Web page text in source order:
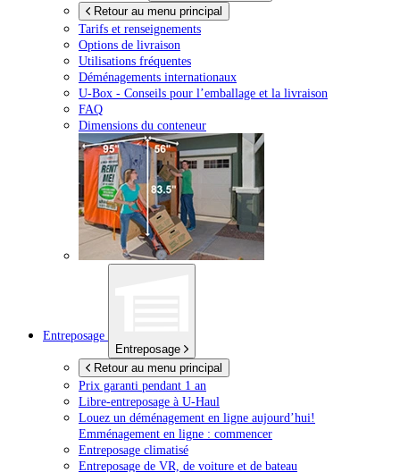
Retour au menu principal
Tarifs et renseignements
Options de livraison
Utilisations fréquentes
Déménagements internationaux
U-Box - Conseils pour l’emballage et la livraison
FAQ
Dimensions du conteneur
Entreposage
Entreposage
Retour au menu principal
Prix garanti pendant 1 an
Libre-entreposage à U-Haul
Louez un déménagement en ligne aujourd’hui!
Emménagement en ligne : commencer
Entreposage climatisé
Entreposage de VR, de voiture et de bateau